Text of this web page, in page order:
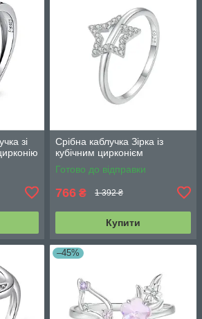
зі
Срібна каблучка Зірка із
кубічним цирконієм
Готово до відправки
766 ₴ 1 392 ₴
Купити
–45%